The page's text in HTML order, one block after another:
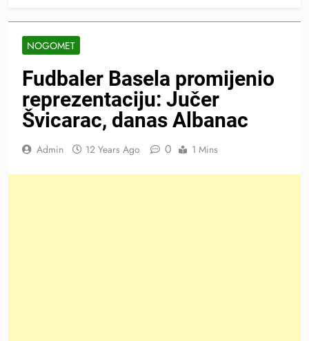
NOGOMET
Fudbaler Basela promijenio
reprezentaciju: Jučer
Švicarac, danas Albanac
Admin 12 Years Ago 0 1 Mins